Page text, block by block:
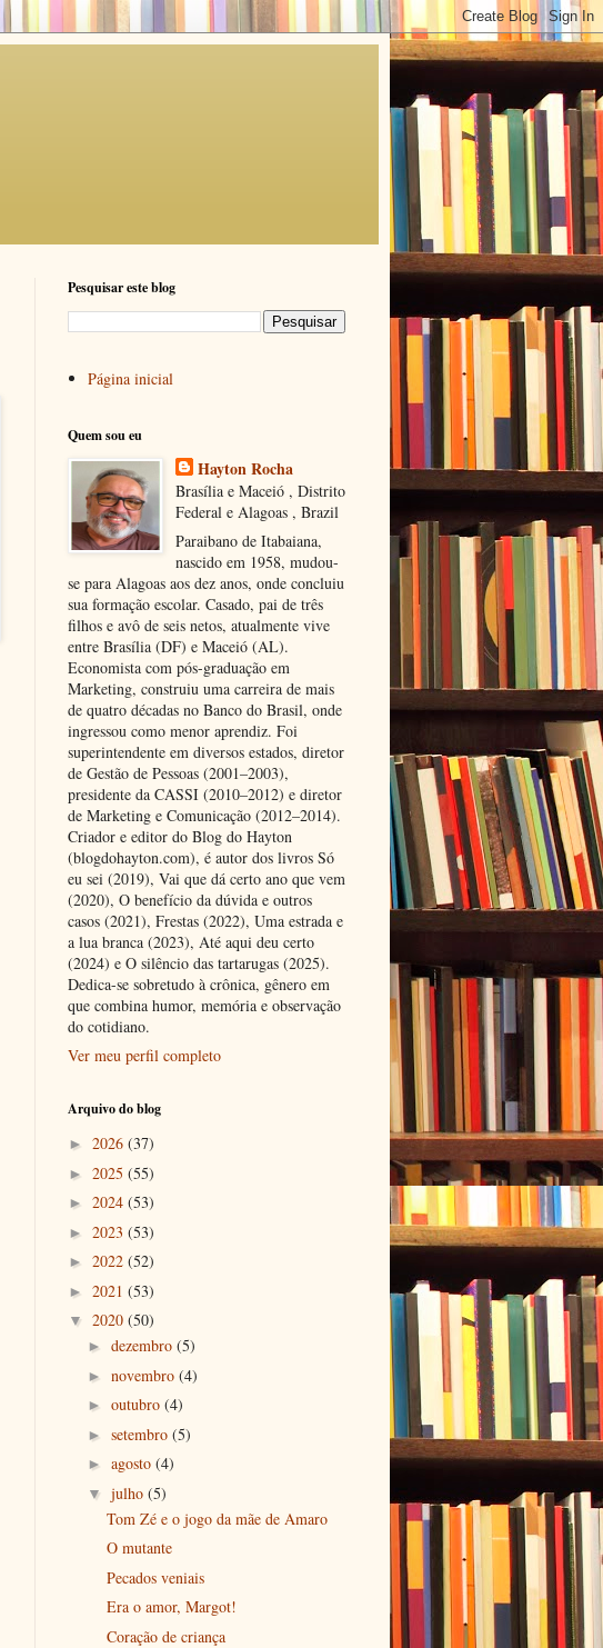
Pesquisar este blog
Página inicial
Quem sou eu
Hayton Rocha
Brasília e Maceió , Distrito
Federal e Alagoas , Brazil
Paraibano de Itabaiana,
nascido em 1958, mudou-
se para Alagoas aos dez anos, onde concluiu
sua formação escolar. Casado, pai de três
filhos e avô de seis netos, atualmente vive
entre Brasília (DF) e Maceió (AL).
Economista com pós-graduação em
Marketing, construiu uma carreira de mais
de quatro décadas no Banco do Brasil, onde
ingressou como menor aprendiz. Foi
superintendente em diversos estados, diretor
de Gestão de Pessoas (2001–2003),
presidente da CASSI (2010–2012) e diretor
de Marketing e Comunicação (2012–2014).
Criador e editor do Blog do Hayton
(blogdohayton.com), é autor dos livros Só
eu sei (2019), Vai que dá certo ano que vem
(2020), O benefício da dúvida e outros
casos (2021), Frestas (2022), Uma estrada e
a lua branca (2023), Até aqui deu certo
(2024) e O silêncio das tartarugas (2025).
Dedica-se sobretudo à crônica, gênero em
que combina humor, memória e observação
do cotidiano.
Ver meu perfil completo
Arquivo do blog
► 2026 (37)
► 2025 (55)
► 2024 (53)
► 2023 (53)
► 2022 (52)
► 2021 (53)
▼ 2020 (50)
► dezembro (5)
► novembro (4)
► outubro (4)
► setembro (5)
► agosto (4)
▼ julho (5)
Tom Zé e o jogo da mãe de Amaro
O mutante
Pecados veniais
Era o amor, Margot!
Coração de criança